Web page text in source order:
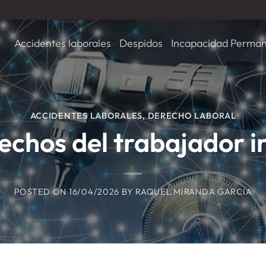
Accidentes laborales Despidos Incapacidad
ACCIDENTES LABORALES,DERECHO LABORAL
del trabajador
POSTED ON16/04/2026 BY RAQUEL MIRANDA GARCIA